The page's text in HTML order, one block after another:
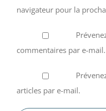
navigateur pour la
commentaires par e-mail.
articles par e-mail.